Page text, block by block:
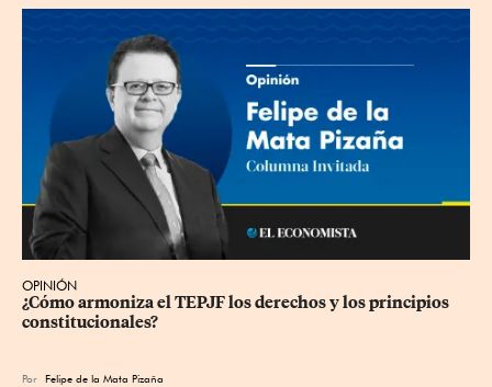
OPINIÓN
¿Cómo armoniza el TEPJF los derechos y los principios
constitucionales?
Por Felipe de la Mata Pizaña